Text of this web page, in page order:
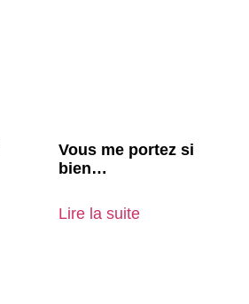
Vous me portez si
bien…
Lire la suite